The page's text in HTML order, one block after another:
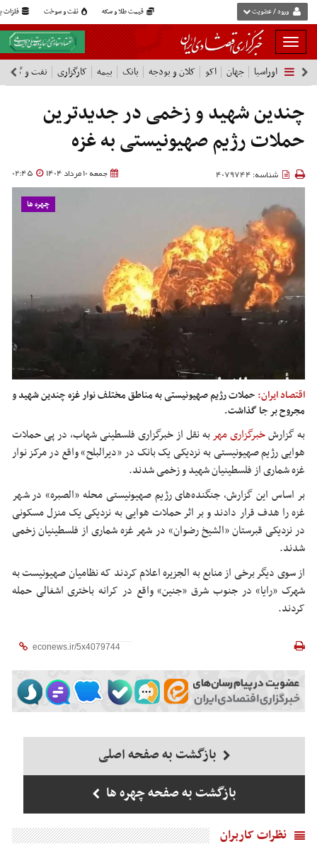
قیمت طلا و سکه نفت و سوخت فلزات ورود / عضویت
بار
و
بسته
نمودن
فهرست
اوراسیا جهان اکو کلان و بودجه بانک بیمه کارگزاری نفت و گاز
چندین شهید و زخمی در جدیدترین
حملات رژیم صهیونیستی به غزه
جمعه 10 مرداد 1404 02:45 شناسه: 4079744
چهره ها
اقتصاد ایران:حملات رژیم صهیونیستی به مناطق مختلف نوار غزه چندین شهید و
مجروح بر جا گذاشت.
به گزارشخبرگزاری مهربه نقل از خبرگزاری فلسطینی شهاب، در پی حملات
هوایی رژیم صهیونیستی به نزدیکی یک بانک در «دیرالبلح» واقع در مرکز نوار
غزه شماری از فلسطینیان شهید و زخمی شدند.
بر اساس این گزارش، جنگنده‌های رژیم صهیونیستی محله «الصبره» در شهر
غزه را هدف قرار دادند و بر اثر حملات هوایی به نزدیکی یک منزل مسکونی
در نزدیکی قبرستان «الشیخ رضوان» در شهر غزه شماری از فلسطینیان زخمی
شدند.
از سوی دیگر برخی از منابع به الجزیره اعلام کردند که نظامیان صهیونیست به
شهرک «رایا» در جنوب شرق «جنین» واقع در کرانه باختری اشغالی حمله
کردند.
بازگشت به صفحه اصلی
بازگشت به صفحه چهره ها
نظرات کاربران